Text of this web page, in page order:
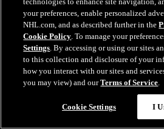
VGK@COL: Barbashev confirme la
23 mai 2026
your preferences, enable personalized
NHL.com, and as described further in the
Cookie Policy. To manage your
Settings. By accessing or using our sites
to this collection and disclosure of your
how you interact with our sites and
you may view) and ourTerms of Service.
Cookie Settings I